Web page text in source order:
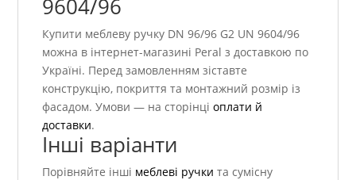
9604/96
Купити меблеву ручку DN 96/96 G2 UN 9604/96
можна в інтернет-магазині Peral з доставкою по
Україні. Перед замовленням зіставте
конструкцію, покриття та монтажний розмір із
фасадом. Умови — на сторінціоплати й
доставки.
Інші варіанти
Порівняйте інші меблеві ручки та сумісну